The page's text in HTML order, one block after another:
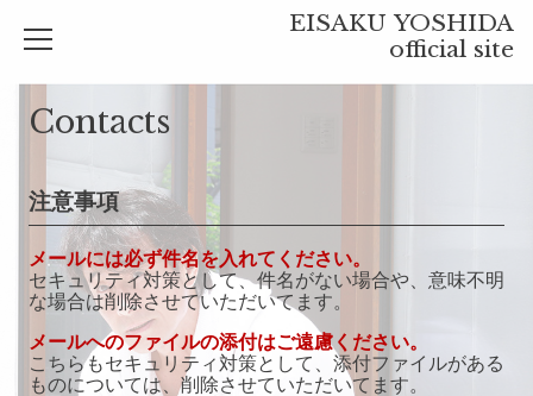
EISAKU YOSHIDA
official site
Contacts
注意事項
メールには必ず件名を入れてください。
セキュリティ対策として、件名がない場合や、意味不明
な場合は削除させていただいてます。
メールへのファイルの添付はご遠慮ください。
こちらもセキュリティ対策として、添付ファイルがある
ものについては、削除させていただいてます。